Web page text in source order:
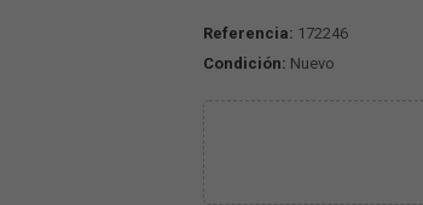
Referencia: 172246
Condición: Nuevo